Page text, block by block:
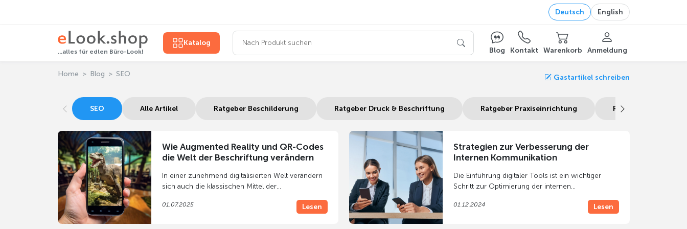
Deutsch English
...alles für edlen Büro-Look!
Katalog
Blog
Kontakt Warenkorb Anmeldung
Home Blog SEO Gastartikel schreiben
SEO Alle Artikel Ratgeber Beschilderung Ratgeber Druck & Beschriftung Ratgeber Praxiseinrichtung Ratgeber
Wie Augmented Reality und QR-Codes
die Welt der Beschriftung verändern
In einer zunehmend digitalisierten Welt verändern
sich auch die klassischen Mittel der
auf Produkten, in Schaufenstern, auf Messeständen
01.07.2025 Lesen
Strategien zur Verbesserung der
Internen Kommunikation
Die Einführung digitaler Tools ist ein wichtiger
Schritt zur Optimierung der internen
Strategiekönnen selbst die fortschrittlichsten
01.12.2024 Lesen